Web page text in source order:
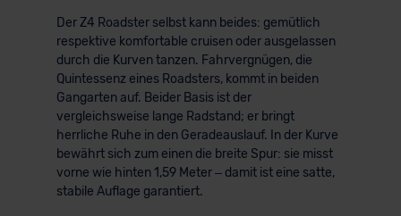
Der Z4 Roadster selbst kann beides: gemütlich
respektive komfortable cruisen oder ausgelassen
durch die Kurven tanzen. Fahrvergnügen, die
Quintessenz eines Roadsters, kommt in beiden
Gangarten auf. Beider Basis ist der
vergleichsweise lange Radstand; er bringt
herrliche Ruhe in den Geradeauslauf. In der Kurve
bewährt sich zum einen die breite Spur: sie misst
vorne wie hinten 1,59 Meter – damit ist eine satte,
stabile Auflage garantiert.